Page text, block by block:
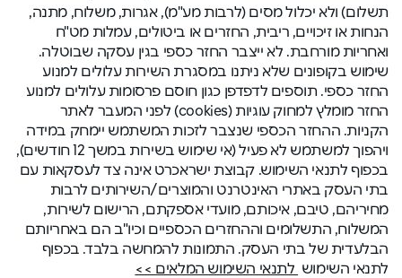
תשלום) ולא יכלול מסים (לרבות מע"מ), אגרות, משלוח, מתנה,
הנחות או זיכויים, ריבית, החזרים או ביטולים, עמלות מט"ח
ואחריות מורחבת. לא ייצבר החזר כספי בגין עסקה שבוטלה.
שימוש בקופונים שלא ניתנו במסגרת השירות עלולים למנוע
החזר כספי. תוספים לדפדפן כגון חוסם פרסומות עלולים למנוע
החזר מומלץ למחוק עוגיות (cookies) לפני המעבר לאתר
הקניות. ההחזר הכספי שנצבר לזכות המשתמש יימחק במידה
ויהפוך למשתמש לא פעיל (אי שימוש בשירות במשך 12 חודשים),
בכפוף לתנאי השימוש. קבוצת ישראכרט אינה צד לעסקאות עם
בתי העסק באתרי האינטרנט והמוצרים/השירותים לרבות
מחיריהם, טיבם, איכותם, מועדי אספקתם, הרישום לשירות,
המשלוח, התשלומים וההחזרים הכספיים וכיו"ב הם באחריותם
הבלעדית של בתי העסק. התמונות להמחשה בלבד. בכפוף
לתנאי השימוש לתנאי השימוש המלאים >>